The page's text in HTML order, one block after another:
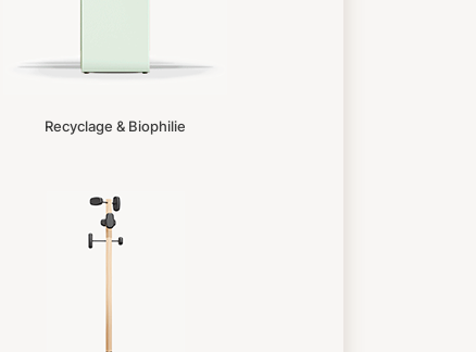
Recyclage & Biophilie